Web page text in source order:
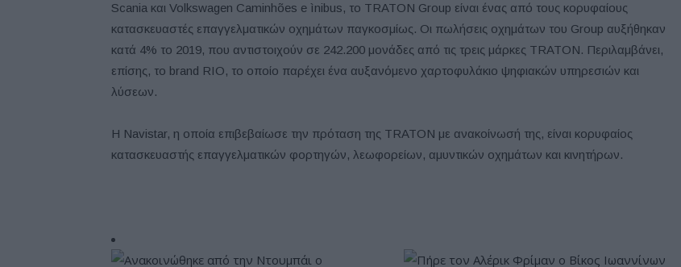
Scania και Volkswagen Caminhões e ìnibus, το TRATON Group είναι ένας από τους κορυφαίους
κατασκευαστές επαγγελματικών οχημάτων παγκοσμίως. Οι πωλήσεις οχημάτων του Group αυξήθηκαν
κατά 4% το 2019, που αντιστοιχούν σε 242.200 μονάδες από τις τρεις μάρκες TRATON. Περιλαμβάνει,
επίσης, το brand RIO, το οποίο παρέχει ένα αυξανόμενο χαρτοφυλάκιο ψηφιακών υπηρεσιών και
λύσεων.
Η Navistar, η οποία επιβεβαίωσε την πρόταση της TRATON με ανακοίνωσή της, είναι κορυφαίος
κατασκευαστής επαγγελματικών φορτηγών, λεωφορείων, αμυντικών οχημάτων και κινητήρων.